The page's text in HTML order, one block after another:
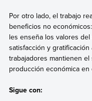
Por otro lado, el trabajo
beneficios no
les enseña los valores
satisfacción y
trabajadores mantienen
producción económica en
Sigue con: